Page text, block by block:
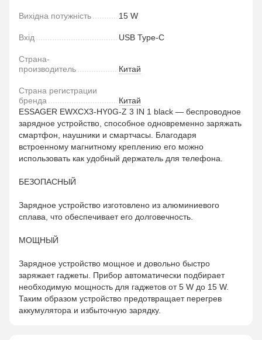
Вихідна потужність 15 W
Вхід USB Type-C
Страна-
производитель
Китай
Страна регистрации
бренда
Китай
ESSAGER EWXCX3-HY0G-Z 3 IN 1 black — беспроводное
зарядное устройство, способное одновременно заряжать
смартфон, наушники и смартчасы. Благодаря
встроенному магнитному креплению его можно
использовать как удобный держатель для телефона.
БЕЗОПАСНЫЙ
Зарядное устройство изготовлено из алюминиевого
сплава, что обеспечивает его долговечность.
МОЩНЫЙ
Зарядное устройство мощное и довольно быстро
заряжает гаджеты. Прибор автоматически подбирает
необходимую мощность для гаджетов от 5 W до 15 W.
Таким образом устройство предотвращает перегрев
аккумулятора и избыточную зарядку.